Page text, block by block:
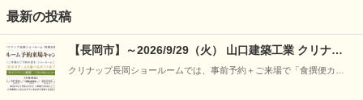
最新の投稿
【長岡市】～2026/9/29（火） 山口建築工業 クリナッ
プ長岡ショールーム予約来場キャンペーン
クリナップ長岡ショールームでは、事前予約＋ご来場で「食撰便カタ